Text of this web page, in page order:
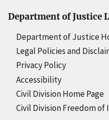
Department of Justice
Department of Justice
Legal Policies and
Privacy Policy
Accessibility
Civil Division Home Page
Civil Division Freedom